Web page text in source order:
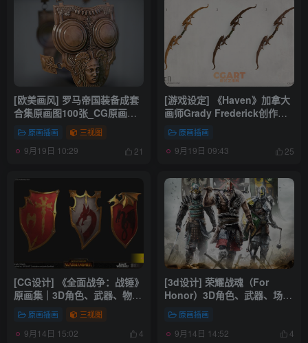
[欧美画风] 罗马帝国装备成套
合集原画图100张_CG原画素
原画插画 三视图
9月19日 10:29 21
[游戏设定] 《Haven》加拿大
画师Grady Frederick创作的
个人美术项目作品_CG原画素
材 原画插画
9月19日 09:43 25
[CG设计] 《全面战争：战锤》
原画集｜3D角色、武器、物件
【403P】_CGART
原画插画 三视图
9月14日 15:02 4
[3d设计] 荣耀战魂（For
Honor）3D角色、武器、场景
200P_CGART
原画插画
9月14日 14:52 4